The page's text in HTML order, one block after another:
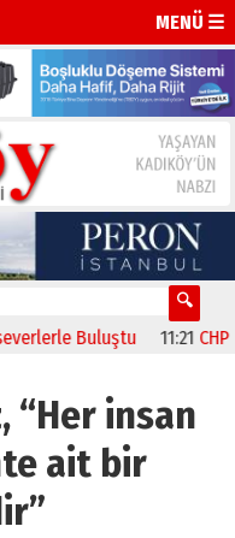
MENÜ ☰
11:21 CHP Kadıköy
“Her insan
ait bir